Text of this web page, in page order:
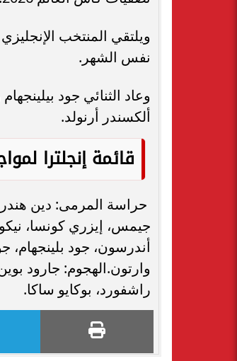
نفس الشهر.
وعاد الثنائي جود
ألكسندر أرنولد.
قائمة إنجلترا
حراسة المرمى: دين
جيمس، إيزري كونسا،
أندرسون، جود
وارتون.الهجوم: جارود
راشفورد، بوكايو ساكا.